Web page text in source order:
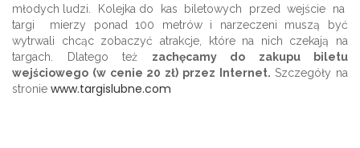
młodych ludzi. Kolejka do kas biletowych przed wejście na
targi mierzy ponad 100 metrów i narzeczeni muszą być
wytrwali chcąc zobaczyć atrakcje, które na nich czekają na
targach. Dlatego też zachęcamy do zakupu biletu
wejściowego (w cenie 20 zł) przez Internet. Szczegóły na
stronie www.targislubne.com